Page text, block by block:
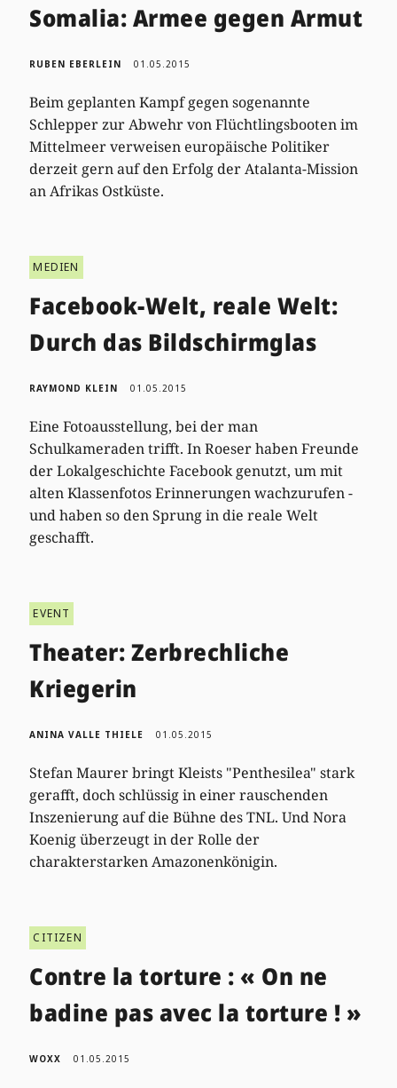
Somalia: Armee gegen Armut
RUBEN EBERLEIN 01.05.2015
Beim geplanten Kampf gegen sogenannte
Schlepper zur Abwehr von Flüchtlingsbooten im
Mittelmeer verweisen europäische Politiker
derzeit gern auf den Erfolg der Atalanta-Mission
an Afrikas Ostküste.
MEDIEN
Facebook-Welt, reale Welt:
Durch das Bildschirmglas
RAYMOND KLEIN 01.05.2015
Eine Fotoausstellung, bei der man
Schulkameraden trifft. In Roeser haben Freunde
der Lokalgeschichte Facebook genutzt, um mit
alten Klassenfotos Erinnerungen wachzurufen -
und haben so den Sprung in die reale Welt
geschafft.
EVENT
Theater: Zerbrechliche
Kriegerin
ANINA VALLE THIELE 01.05.2015
Stefan Maurer bringt Kleists "Penthesilea" stark
gerafft, doch schlüssig in einer rauschenden
Inszenierung auf die Bühne des TNL. Und Nora
Koenig überzeugt in der Rolle der
charakterstarken Amazonenkönigin.
CITIZEN
Contre la torture : « On ne
badine pas avec la torture ! »
WOXX 01.05.2015